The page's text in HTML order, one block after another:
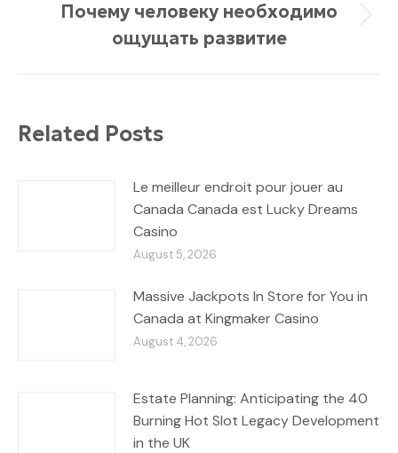
Next
post:
Почему человеку необходимо
ощущать развитие
Related Posts
Le meilleur endroit pour jouer au
Canada Canada est Lucky Dreams
Casino
August 5, 2026
Massive Jackpots In Store for You in
Canada at Kingmaker Casino
August 4, 2026
Estate Planning: Anticipating the 40
Burning Hot Slot Legacy Development
in the UK